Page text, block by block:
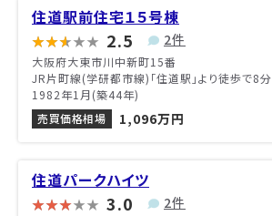
住道駅前住宅１５号棟
2.5 2件
大阪府大東市川中新町15番
JR片町線(学研都市線)「住道駅」より徒歩で8分
1982年1月(築44年)
売買価格相場
1,096万円
住道パークハイツ
3.0 2件